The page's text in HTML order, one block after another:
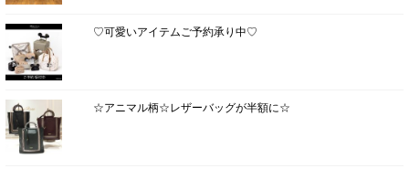
♡可愛いアイテムご予約承り中♡
☆アニマル柄☆レザーバッグが半額に☆